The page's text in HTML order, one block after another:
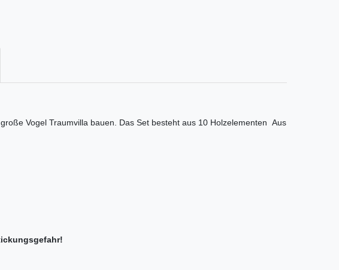
Vogel Traumvilla bauen. Das Set besteht aus 10 Holzelementen Aus